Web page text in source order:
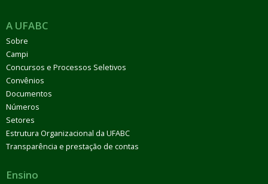
A UFABC
Sobre
Campi
Concursos e Processos Seletivos
Convênios
Documentos
Números
Setores
Estrutura Organizacional da UFABC
Transparência e prestação de contas
Ensino